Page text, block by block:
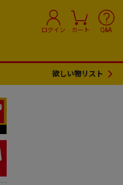
ログイン カート Q&A
欲しい物リスト